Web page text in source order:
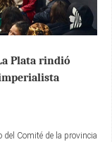
Plata rindió
del Comité de la provincia